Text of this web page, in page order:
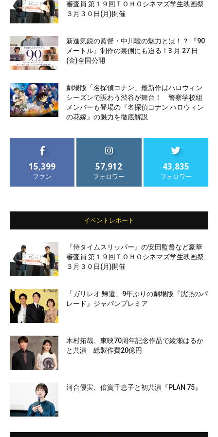
審査員 第１９回ＴＯＨＯシネマズ学生映画祭
３月３０日(月)開催
新進気鋭の監督・中川駿の魅力とは！？ 『90
メートル』制作の裏側にも迫る！3 月 27 日
(金)全国公開
劇場版「名探偵コナン」最新作はハロウィン
シーズンで賑わう渋谷が舞台！ 警察学校組
メンバーも登場の『名探偵コナン ハロウィン
の花嫁』の魅力を徹底解説
15,399
ファン
57,912
フォロワー
43,835
フォロワー
イベントレポート
『侍タイムスリッパー』の安田監督など豪華
審査員 第１９回ＴＯＨＯシネマズ学生映画祭
３月３０日(月)開催
「ガリレオ 帰還」9年ぶりの劇場版『沈黙のパ
レード』ジャパンプレミア
木村拓哉、東映70周年記念作品で綾瀬はるか
と共演 総製作費20億円
河合優実、倍賞千恵子と初共演『PLAN 75』